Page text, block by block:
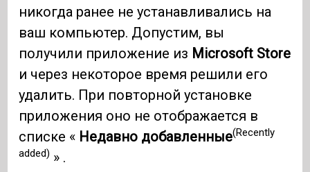
никогда ранее не устанавливались на
ваш компьютер. Допустим, вы
получили приложение из Microsoft Store
и через некоторое время решили его
удалить. При повторной установке
приложения оно не отображается в
списке « Недавно добавленные(Recently
added) » .